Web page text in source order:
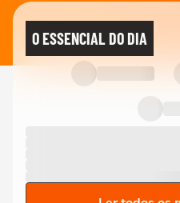
O ESSENCIAL DO DIA